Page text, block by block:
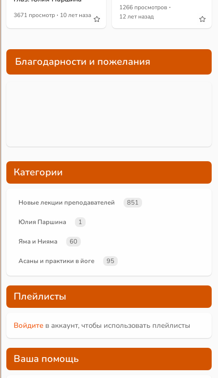
3671 просмотр · 10 лет назад
1266 просмотров ·
12 лет назад
Благодарности и пожелания
Категории
Новые лекции преподавателей 851
Юлия Паршина 1
Яма и Нияма 60
Асаны и практики в йоге 95
Плейлисты
Войдите в аккаунт, чтобы использовать плейлисты
Ваша помощь